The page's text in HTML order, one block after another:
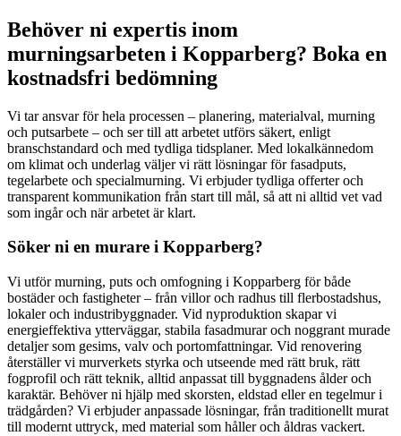
Behöver ni expertis inom
murningsarbeten i Kopparberg? Boka en
kostnadsfri bedömning
Vi tar ansvar för hela processen – planering, materialval, murning
och putsarbete – och ser till att arbetet utförs säkert, enligt
branschstandard och med tydliga tidsplaner. Med lokalkännedom
om klimat och underlag väljer vi rätt lösningar för fasadputs,
tegelarbete och specialmurning. Vi erbjuder tydliga offerter och
transparent kommunikation från start till mål, så att ni alltid vet vad
som ingår och när arbetet är klart.
Söker ni en murare i Kopparberg?
Vi utför murning, puts och omfogning i Kopparberg för både
bostäder och fastigheter – från villor och radhus till flerbostadshus,
lokaler och industribyggnader. Vid nyproduktion skapar vi
energieffektiva ytterväggar, stabila fasadmurar och noggrant murade
detaljer som gesims, valv och portomfattningar. Vid renovering
återställer vi murverkets styrka och utseende med rätt bruk, rätt
fogprofil och rätt teknik, alltid anpassat till byggnadens ålder och
karaktär. Behöver ni hjälp med skorsten, eldstad eller en tegelmur i
trädgården? Vi erbjuder anpassade lösningar, från traditionellt murat
till modernt uttryck, med material som håller och åldras vackert.